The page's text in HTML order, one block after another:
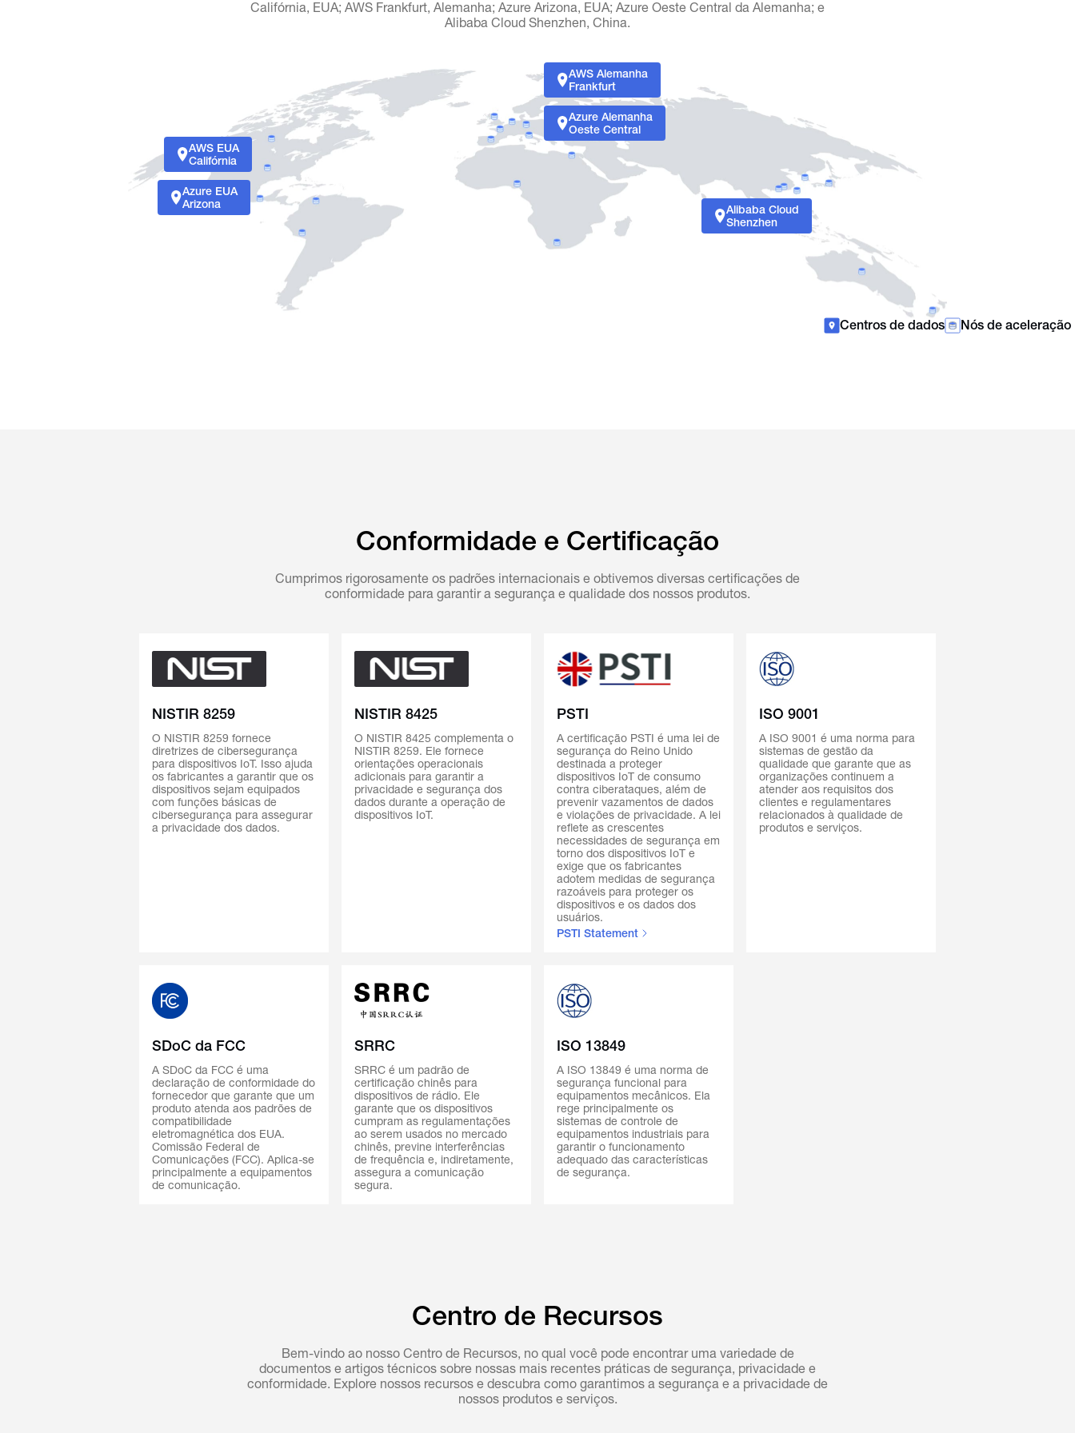
Califórnia, EUA; AWS Frankfurt, Alemanha; Azure Arizona, EUA; Azure Oeste Central da Alemanha; e
Alibaba Cloud Shenzhen, China.
AWS EUA
Califórnia
AWS Alemanha
Frankfurt
Azure EUA
Arizona
Azure Alemanha
Oeste Central
Alibaba Cloud
Shenzhen
Centros de dados Nós de aceleração
Conformidade e Certificação
Cumprimos rigorosamente os padrões internacionais e obtivemos diversas certificações de
conformidade para garantir a segurança e qualidade dos nossos produtos.
NISTIR 8259
O NISTIR 8259 fornece
diretrizes de cibersegurança
para dispositivos IoT. Isso ajuda
os fabricantes a garantir que os
dispositivos sejam equipados
com funções básicas de
cibersegurança para assegurar
a privacidade dos dados.
NISTIR 8425
O NISTIR 8425 complementa o
NISTIR 8259. Ele fornece
orientações operacionais
adicionais para garantir a
privacidade e segurança dos
dados durante a operação de
dispositivos IoT.
PSTI
A certificação PSTI é uma lei de
segurança do Reino Unido
destinada a proteger
dispositivos IoT de consumo
contra ciberataques, além de
prevenir vazamentos de dados
e violações de privacidade. A lei
reflete as crescentes
necessidades de segurança em
torno dos dispositivos IoT e
exige que os fabricantes
adotem medidas de segurança
razoáveis para proteger os
dispositivos e os dados dos
usuários.
PSTI Statement
ISO 9001
A ISO 9001 é uma norma para
sistemas de gestão da
qualidade que garante que as
organizações continuem a
atender aos requisitos dos
clientes e regulamentares
relacionados à qualidade de
produtos e serviços.
SDoC da FCC
A SDoC da FCC é uma
declaração de conformidade do
fornecedor que garante que um
produto atenda aos padrões de
compatibilidade
eletromagnética dos EUA.
Comissão Federal de
Comunicações (FCC). Aplica-se
principalmente a equipamentos
de comunicação.
SRRC
SRRC é um padrão de
certificação chinês para
dispositivos de rádio. Ele
garante que os dispositivos
cumpram as regulamentações
ao serem usados no mercado
chinês, previne interferências
de frequência e, indiretamente,
assegura a comunicação
segura.
ISO 13849
A ISO 13849 é uma norma de
segurança funcional para
equipamentos mecânicos. Ela
rege principalmente os
sistemas de controle de
equipamentos industriais para
garantir o funcionamento
adequado das características
de segurança.
Centro de Recursos
Bem-vindo ao nosso Centro de Recursos, no qual você pode encontrar uma variedade de
documentos e artigos técnicos sobre nossas mais recentes práticas de segurança, privacidade e
conformidade. Explore nossos recursos e descubra como garantimos a segurança e a privacidade de
nossos produtos e serviços.